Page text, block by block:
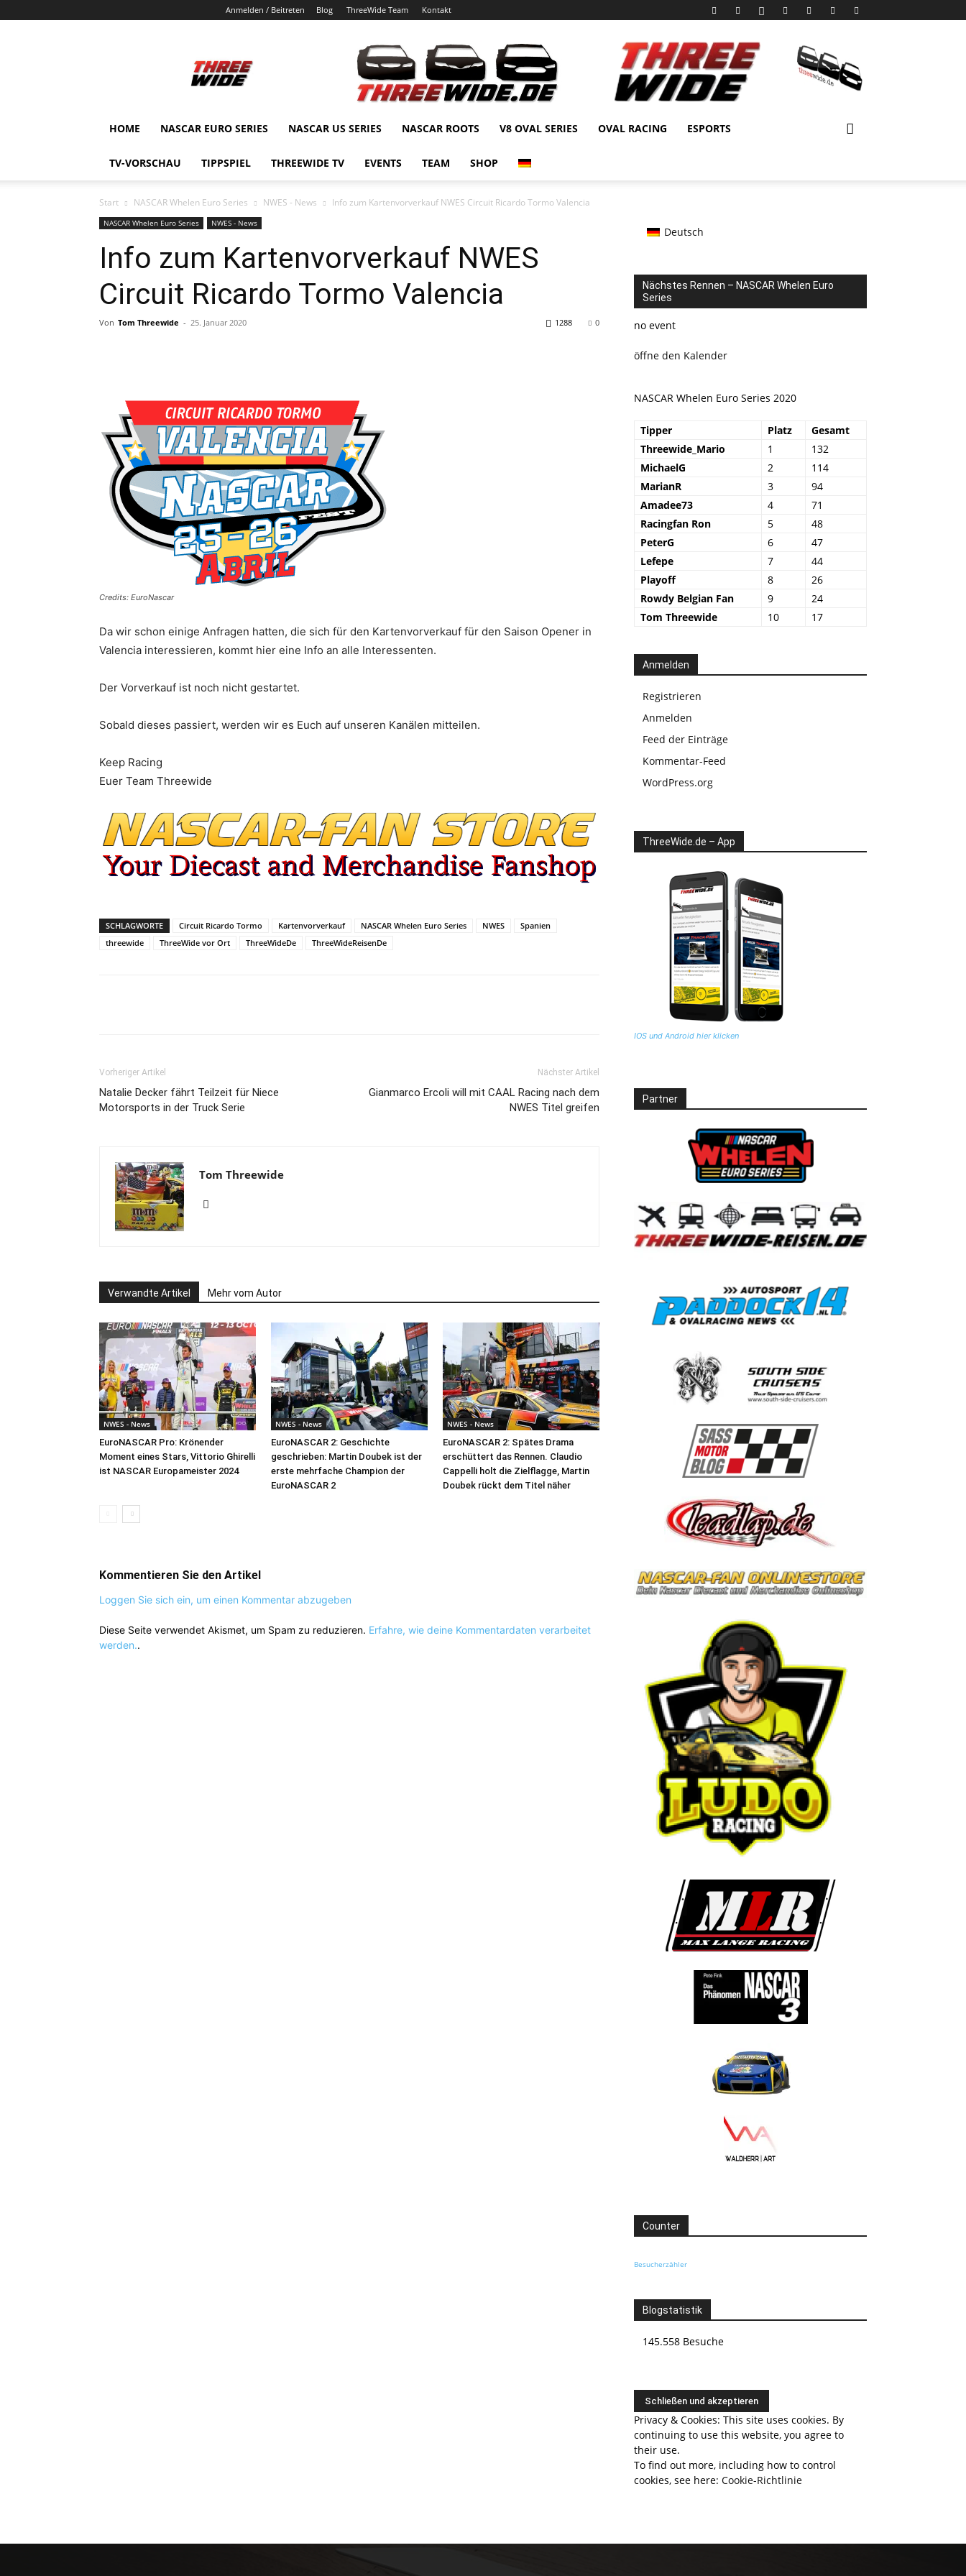
Anmelden / Beitreten Blog ThreeWide Team Kontakt
HOME NASCAR EURO SERIES NASCAR US SERIES NASCAR ROOTS V8 OVAL SERIES OVAL RACING ESPORTS
TV-VORSCHAU TIPPSPIEL THREEWIDE TV EVENTS TEAM SHOP
Start NASCAR Whelen Euro Series NWES - News Info zum Kartenvorverkauf NWES Circuit Ricardo Tormo Valencia
NASCAR Whelen Euro Series NWES - News
Info zum Kartenvorverkauf NWES
Circuit Ricardo Tormo Valencia
Von Tom Threewide - 25. Januar 2020 0
1288
Credits: EuroNascar
Da wir schon einige Anfragen hatten, die sich für den Kartenvorverkauf für den Saison Opener in
Valencia interessieren, kommt hier eine Info an alle Interessenten.
Der Vorverkauf ist noch nicht gestartet.
Sobald dieses passiert, werden wir es Euch auf unseren Kanälen mitteilen.
Keep Racing
Euer Team Threewide
SCHLAGWORTE Circuit Ricardo Tormo Kartenvorverkauf NASCAR Whelen Euro Series NWES
Spanien
threewide
ThreeWide vor Ort ThreeWideDe ThreeWideReisenDe
Vorheriger Artikel
Natalie Decker fährt Teilzeit für Niece
Motorsports in der Truck Serie
Nächster Artikel
Gianmarco Ercoli will mit CAAL Racing nach dem
NWES Titel greifen
Tom Threewide
Verwandte Artikel Mehr vom Autor
NWES - News
EuroNASCAR Pro: Krönender
Moment eines Stars, Vittorio Ghirelli
ist NASCAR Europameister 2024
NWES - News
EuroNASCAR 2: Geschichte
geschrieben: Martin Doubek ist der
erste mehrfache Champion der
EuroNASCAR 2
NWES - News
EuroNASCAR 2: Spätes Drama
erschüttert das Rennen. Claudio
Cappelli holt die Zielflagge, Martin
Doubek rückt dem Titel näher
Kommentieren Sie den Artikel
Loggen Sie sich ein, um einen Kommentar abzugeben
Diese Seite verwendet Akismet, um Spam zu reduzieren. Erfahre, wie deine Kommentardaten verarbeitet
werden..
Deutsch
Nächstes Rennen – NASCAR Whelen Euro
Series
no event
öffne den Kalender
NASCAR Whelen Euro Series 2020
Tipper Platz
Gesamt
Threewide_Mario
1
132
MichaelG
2
114
MarianR
3
94
Amadee73
4
71
Racingfan Ron
5
48
PeterG
6
47
Lefepe
7
44
Playoff
8
26
Rowdy Belgian Fan
9
24
Tom Threewide
10 17
Anmelden
Registrieren
Anmelden
Feed der Einträge
Kommentar-Feed
WordPress.org
ThreeWide.de – App
IOS und Android hier klicken
Partner
Counter
Besucherzähler
Blogstatistik
145.558 Besuche
Privacy & Cookies: This site uses cookies. By
continuing to use this website, you agree to
their use.
To find out more, including how to control
cookies, see here: Cookie-Richtlinie